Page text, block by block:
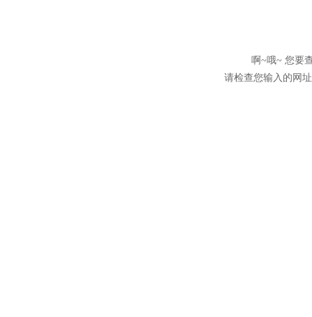
啊~哦~ 您要
请检查您输入的网